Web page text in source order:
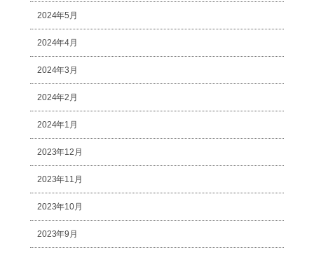
2024年5月
2024年4月
2024年3月
2024年2月
2024年1月
2023年12月
2023年11月
2023年10月
2023年9月